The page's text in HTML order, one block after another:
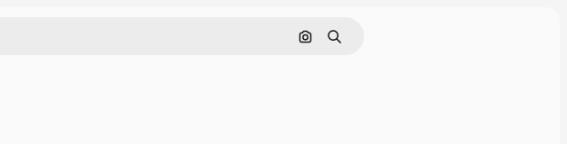
画像で検索
検索